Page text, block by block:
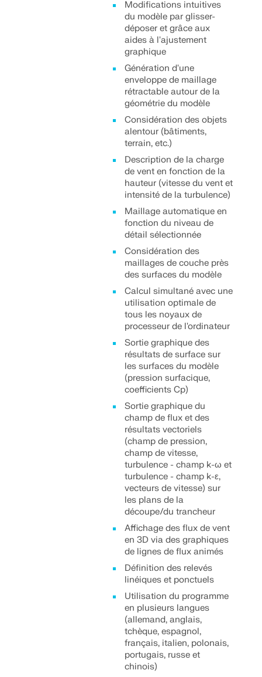
Modifications intuitives
du modèle par glisser-
déposer et grâce aux
aides à l'ajustement
graphique
Génération d'une
enveloppe de maillage
rétractable autour de la
géométrie du modèle
Considération des objets
alentour (bâtiments,
terrain, etc.)
Description de la charge
de vent en fonction de la
hauteur (vitesse du vent et
intensité de la turbulence)
Maillage automatique en
fonction du niveau de
détail sélectionnée
Considération des
maillages de couche près
des surfaces du modèle
Calcul simultané avec une
utilisation optimale de
tous les noyaux de
processeur de l'ordinateur
Sortie graphique des
résultats de surface sur
les surfaces du modèle
(pression surfacique,
coefficients Cp)
Sortie graphique du
champ de flux et des
résultats vectoriels
(champ de pression,
champ de vitesse,
turbulence - champ k-ω et
turbulence - champ k-ε,
vecteurs de vitesse) sur
les plans de la
découpe/du trancheur
Affichage des flux de vent
en 3D via des graphiques
de lignes de flux animés
Définition des relevés
linéiques et ponctuels
Utilisation du programme
en plusieurs langues
(allemand, anglais,
tchèque, espagnol,
français, italien, polonais,
portugais, russe et
chinois)